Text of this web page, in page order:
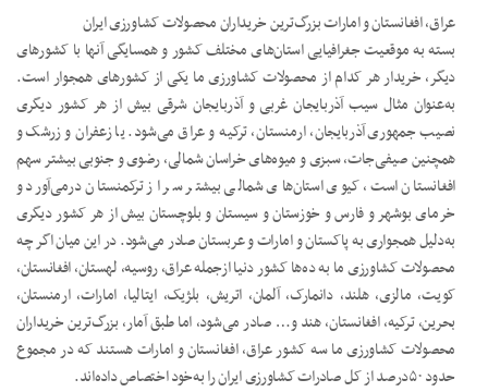
عراق، افغانستان و امارات بزرگ‌ترین خریداران محصولات کشاورزی ایران
بسته به موقعیت جغرافیایی استان‌های مختلف کشور و همسایگی آنها با کشورهای
دیگر، خریدار هر کدام از محصولات کشاورزی ما یکی از کشورهای همجوار است.
به‌عنوان مثال سیب آذربایجان غربی و آذربایجان شرقی بیش از هر کشور دیگری
نصیب جمهوری آذربایجان، ارمنستان، ترکیه و عراق می‌شود. یا زعفران و زرشک و
همچنین صیفی‌جات، سبزی و میوه‌های خراسان شمالی، رضوی و جنوبی بیشتر سهم
افغانستان است، کیوی استان‌های شمالی بیشتر سر از ترکمنستان درمی‌آورد و
خرمای بوشهر و فارس و خوزستان و سیستان و بلوچستان بیش از هر کشور دیگری
به‌دلیل همجواری به پاکستان و امارات و عربستان صادر می‌شود. در این میان اگر چه
محصولات کشاورزی ما به ده‌ها کشور دنیا ازجمله عراق، روسیه، لهستان، افغانستان،
کویت، مالزی، هلند، دانمارک، آلمان، اتریش، بلژیک، ایتالیا، امارات، ارمنستان،
بحرین، ترکیه، افغانستان، هند و… صادر می‌شود، اما طبق آمار، بزرگ‌ترین خریداران
محصولات کشاورزی ما سه کشور عراق، افغانستان و امارات هستند که در مجموع
حدود ۵۰درصد از کل صادرات کشاورزی ایران را به‌خود اختصاص داده‌اند.